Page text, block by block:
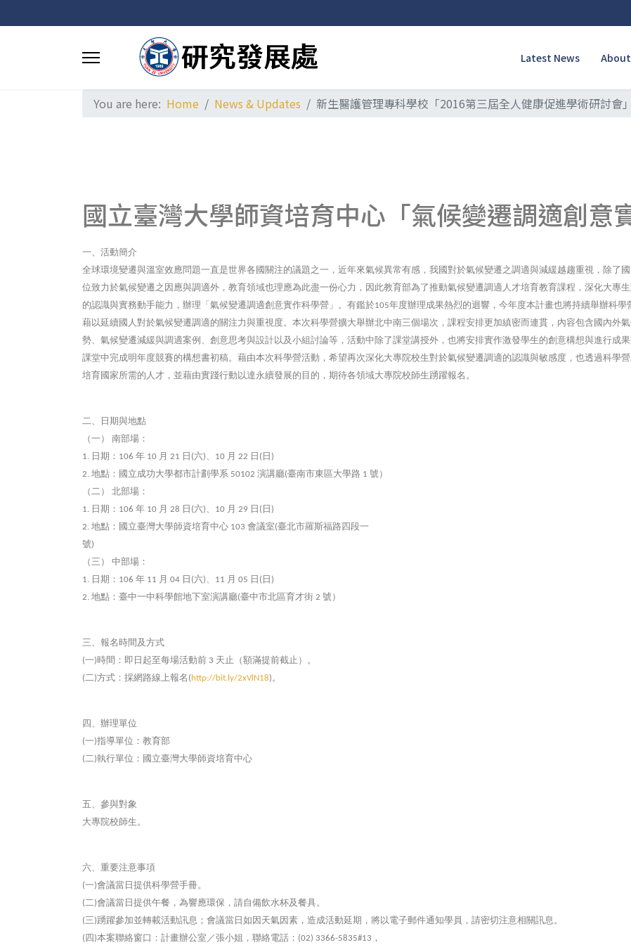
Latest News
You are here: Home News & Updates 新生醫護管理專科學校「2016第三屆全人健康促進學術研討會」
國立臺灣大學師資培育中心「氣候變遷調適創意
一、活動簡介
全球環境變遷與溫室效應問題一直是世界各國關注的議題之一，近年來氣候異常有感，我國對於氣候變遷之調適與減緩越趨重視，除了
位致力於氣候變遷之因應與調適外，教育領域也理應為此盡一份心力，因此教育部為了推動氣候變遷調適人才培育教育課程，深化大專
的認識與實務動手能力，辦理「氣候變遷調適創意實作科學營」。 有鑑於105年度辦理成果熱烈的迴響，今年度本計畫也將持續舉辦科學
藉以延續國人對於氣候變遷調適的關注力與重視度。本次科學營擴大舉辦北中南三個場次，課程安排更加縝密而連貫，內容包含國內外
勢、氣候變遷減緩與調適案例、創意思考與設計以及小組討論等，活動中除了課堂講授外，也將安排實作激發學生的創意構想與進行成
課堂中完成明年度競賽的構想書初稿。 藉由本次科學營活動，希望再次深化大專院校生對於氣候變遷調適的認識與敏感度，也透過科學
培育國家所需的人才，並藉由實踐行動以達永續發展的目的，期待各領域大專院校師生踴躍報名。
二、日期與地點
（一）
南部場：
1. 日期： 106 年 10 月 21 日 (六)、 10 月 22 日 ( 日 )
2. 地點：國立成功大學都市計劃學系 50102 演講廳(臺南市東區大學路 1 號）
（二）
北部場：
1. 日期： 106 年 10 月 28 日 (六)、 10 月 29 日 ( 日 )
2. 地點：國立臺灣大學師資培育中心 103 會議室(臺北市羅斯福路四段一
號)
（三） 中部場：
1. 日期： 106 年 11 月 04 日 (六)、 11 月 05 日 ( 日 )
2. 地點：臺中一中科學館地下室演講廳(臺中市北區育才街 2 號）
三、報名時間及方式
(一)時間：即日起至每場活動前 3 天止（額滿提前截止）。
(二)方式：採網路線上報名 ( http://bit.ly/2xVlN18)。
四、辦理單位
(一)指導單位：教育部
(二)執行單位：國立臺灣大學師資培育中心
五、參與對象
大專院校師生。
六、重要注意事項
(一)會議當日提供科學營手冊。
(二)會議當日提供午餐，為響應環保，請自備飲水杯及餐具。
(三)踴躍參加並轉載活動訊息；會議當日如因天氣因素，造成活動延期，將以電子郵件通知學員，請密切注意相關訊息。
(四)本案聯絡窗口：計畫辦公室／張小姐，聯絡電話： (02) 3366-5835#13 ，